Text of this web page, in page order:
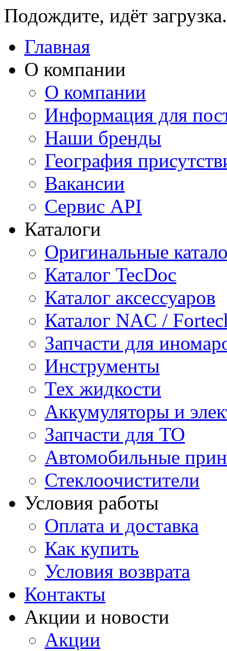
Подождите, идёт
Главная
О компании
О компании
Информация для
Наши бренды
География
Вакансии
Сервис API
Каталоги
Оригинальные
Каталог TecDoc
Каталог аксессуаров
Каталог NAC /
Запчасти для
Инструменты
Тех жидкости
Аккумуляторы и
Запчасти для ТО
Автомобильные
Стеклоочистители
Условия работы
Оплата и доставка
Как купить
Условия возврата
Контакты
Акции и новости
Акции